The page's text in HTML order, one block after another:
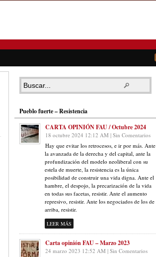
Pueblo fuerte – Resistencia
CARTA OPINIÓN FAU / Octubre 2024
18 octubre 2024 12:12 AM | Sin Comentarios
Hay que evitar los retrocesos, e ir por más. Ante
la avanzada de la derecha y del capital, ante la
profundización del modelo neoliberal con su
estela de muerte, la resistencia es la única
posibilidad de construir una vida digna. Ante el
hambre, el despojo, la precarización de la vida
en todas sus facetas, resistir. Ante el aumento
represivo, resistir. Ante los negociados de los de
arriba, resistir.
LEER MÁS
Carta opinión FAU – Marzo 2023
24 marzo 2023 12:52 AM | Sin Comentarios